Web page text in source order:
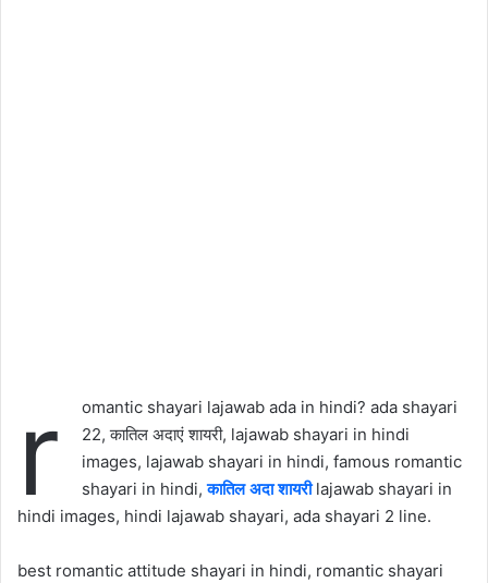
r
omantic shayari lajawab ada in hindi? ada shayari
22, कातिल अदाएं शायरी, lajawab shayari in hindi
images, lajawab shayari in hindi, famous romantic
shayari in hindi,कातिल अदा शायरीlajawab shayari in
hindi images, hindi lajawab shayari, ada shayari 2 line.
best romantic attitude shayari in hindi, romantic shayari